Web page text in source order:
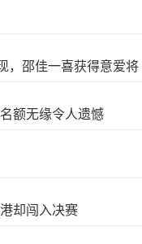
，邵佳一喜获得意爱将
额无缘令人遗憾
却闯入决赛